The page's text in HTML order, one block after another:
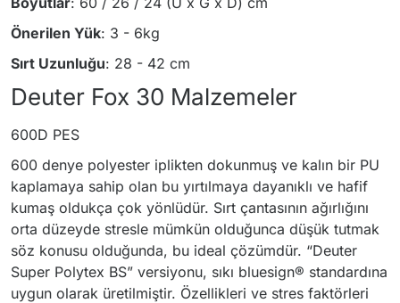
Önerilen Yük: 3 - 6kg
Sırt Uzunluğu: 28 - 42 cm
Deuter Fox 30 Malzemeler
600D PES
600 denye polyester iplikten dokunmuş ve kalın bir PU
kaplamaya sahip olan bu yırtılmaya dayanıklı ve hafif
kumaş oldukça çok yönlüdür. Sırt çantasının ağırlığını
orta düzeyde stresle mümkün olduğunca düşük tutmak
söz konusu olduğunda, bu ideal çözümdür. “Deuter
Super Polytex BS” versiyonu, sıkı bluesign® standardına
uygun olarak üretilmiştir. Özellikleri ve stres faktörleri